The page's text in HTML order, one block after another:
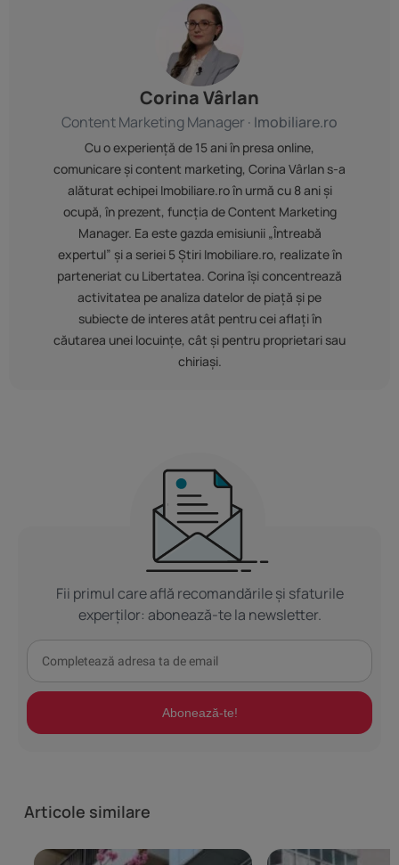
Corina Vârlan
Content Marketing Manager · Imobiliare.ro
Cu o experiență de 15 ani în presa online,
comunicare și content marketing, Corina Vârlan s-a
alăturat echipei Imobiliare.ro în urmă cu 8 ani și
ocupă, în prezent, funcția de Content Marketing
Manager. Ea este gazda emisiunii „Întreabă
expertul” și a seriei 5 Știri Imobiliare.ro, realizate în
parteneriat cu Libertatea. Corina își concentrează
activitatea pe analiza datelor de piață și pe
subiecte de interes atât pentru cei aflați în
căutarea unei locuințe, cât și pentru proprietari sau
chiriași.
Fii primul care află recomandările și sfaturile
experților: abonează-te la newsletter.
Abonează-te!
Articole similare